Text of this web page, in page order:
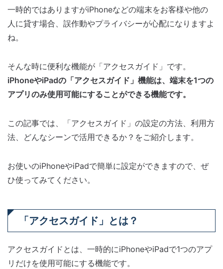
一時的ではありますがiPhoneなどの端末をお客様や他の
人に貸す場合、誤作動やプライバシーが心配になりますよ
ね。
そんな時に便利な機能が「アクセスガイド」です。
iPhoneやiPadの「アクセスガイド」機能は、端末を1つの
アプリのみ使用可能にすることができる機能です。
この記事では、「アクセスガイド」の設定の方法、利用方
法、どんなシーンで活用できるか？をご紹介します。
お使いのiPhoneやiPadで簡単に設定ができますので、ぜ
ひ使ってみてください。
「アクセスガイド」とは？
アクセスガイドとは、一時的にiPhoneやiPadで1つのアプ
リだけを使用可能にする機能です。